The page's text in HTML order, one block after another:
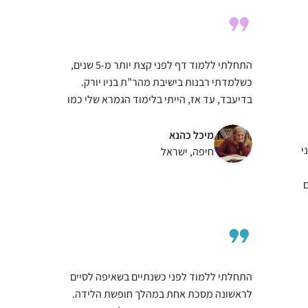
התחלתי ללמוד לפני כשנתיים בשאיפה לסיים
לראשונה מסכת אחת במהלך חופשת הלידה.
התחלתי ללמוד דף לפני קצת יותר מ-5 שנים,
כשלמדתי רבנות בישיבת מהר”ת בניו יורק.
בדיעבד, עד אז, הייתי בלימוד הגמרא שלי כמו
משהו ושם משהו, ומאז נפתח עולם ומלואו….
הדף נותן לי לימוד בצורה מאורגנת, שיטתית,
יום-יומית, ומלמד אותי לא רק ידע אלא את
מיכל כהנא
חיפה, ישראל
אבל אין כמו קביעות